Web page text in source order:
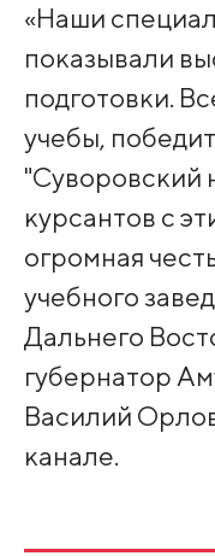
«Наши
показывали
подготовки.
учебы,
"Суворовский
курсантов с
огромная
учебного
Дальнего
губернатор
Василий
канале.